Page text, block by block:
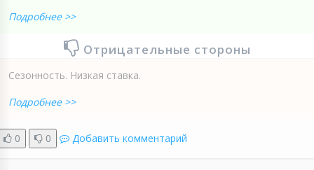
Подробнее >>
Отрицательные стороны
Сезонность. Низкая ставка.
Подробнее >>
0 0 Добавить комментарий